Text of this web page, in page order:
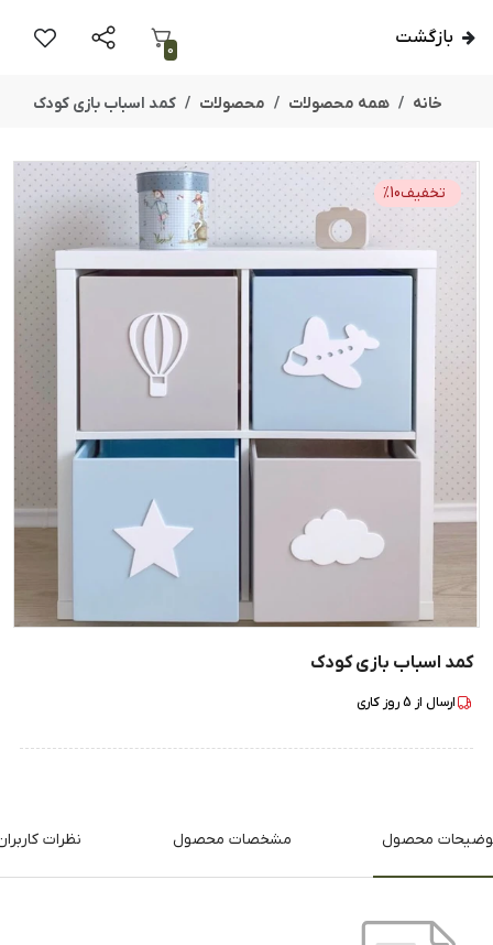
بازگشت
0
خانه همه محصولات محصولات کمد اسباب بازی کودک
تخفیف %10
کمد اسباب بازی کودک
ارسال از 5روز کاری
محصول مشخصات محصول نظرات